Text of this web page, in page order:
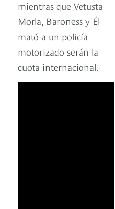
mientras que Vetusta
Morla, Baroness y Él
mató a un policía
motorizado serán la
cuota internacional.